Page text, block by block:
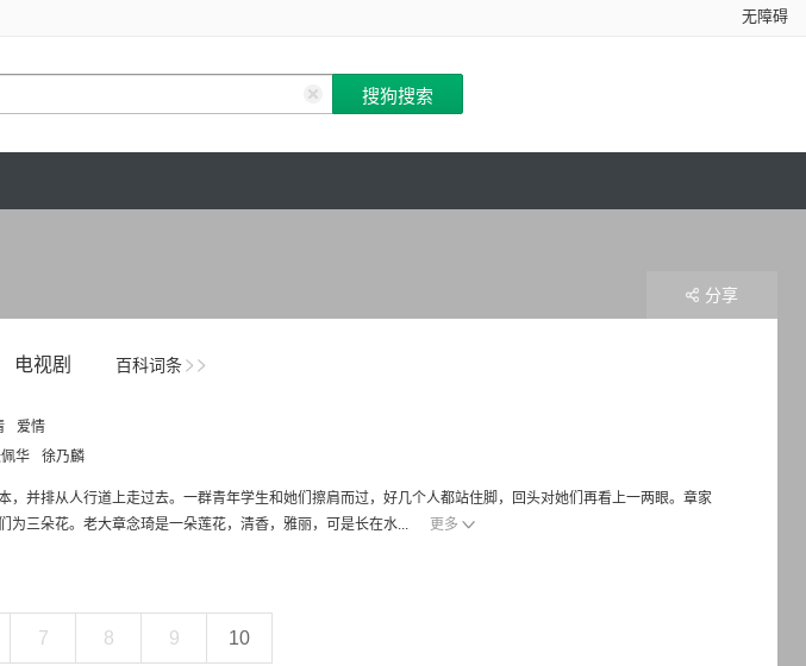
无障碍
百科词条
电视剧
爱情
华 徐乃麟
，并排从人行道上走过去。一群青年学生和她们擦肩而过，好几个人都站住脚，回头对她们再看上一两眼。章家
为三朵花。老大章念琦是一朵莲花，清香，雅丽，可是长在水...
更多
7 8 9 10
分享